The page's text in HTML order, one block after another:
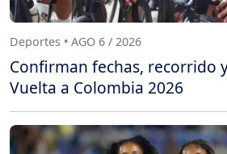
Deportes • AGO 6 / 2026
Confirman fechas, recorrido
Vuelta a Colombia 2026